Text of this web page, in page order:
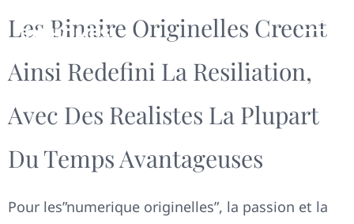
Les Binaire Originelles Creent
Ainsi Redefini La Resiliation,
Avec Des Realistes La Plupart
Du Temps Avantageuses
Pour les”numerique originelles”, la passion et la